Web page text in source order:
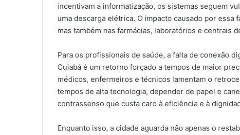
incentivam a informatização, os sistemas seguem
uma descarga elétrica. O impacto causado por essa
mas também nas farmácias, laboratórios e centrais
Para os profissionais de saúde, a falta de conexão
Cuiabá é um retorno forçado a tempos de maior
médicos, enfermeiros e técnicos lamentam o
tempos de alta tecnologia, depender de papel e
contrassenso que custa caro à eficiência e à
Enquanto isso, a cidade aguarda não apenas o